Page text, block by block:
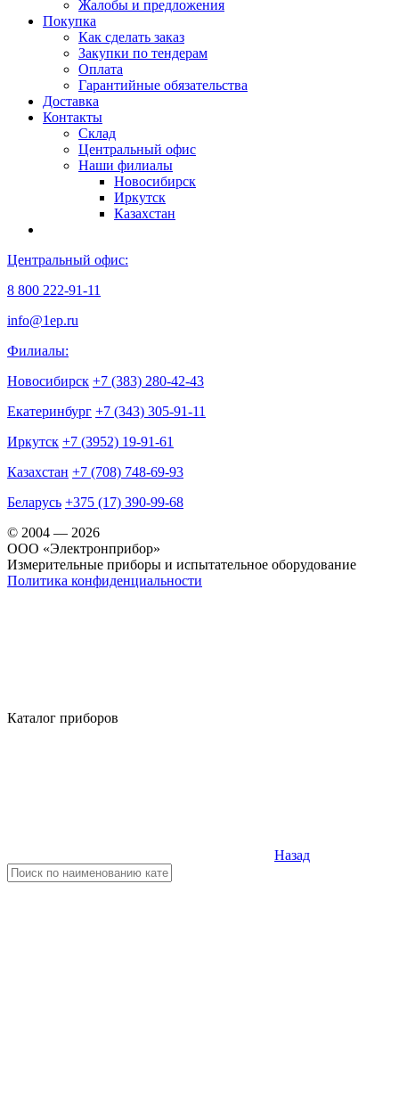
Жалобы и предложения
Покупка
Как сделать заказ
Закупки по тендерам
Оплата
Гарантийные обязательства
Доставка
Контакты
Склад
Центральный офис
Наши филиалы
Новосибирск
Иркутск
Казахстан
Центральный офис:
8 800 222-91-11
info@1ep.ru
Филиалы:
Новосибирск +7 (383) 280-42-43
Екатеринбург +7 (343) 305-91-11
Иркутск +7 (3952) 19-91-61
Казахстан +7 (708) 748-69-93
Беларусь +375 (17) 390-99-68
© 2004 — 2026
OOO «Электронприбор»
Измерительные приборы и испытательное оборудование
Политика конфиденциальности
Каталог приборов
Назад